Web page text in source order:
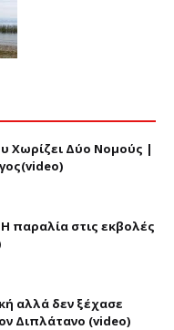
Χωρίζει Δύο Νομούς |
παραλία στις εκβολές
αλλά δεν ξέχασε
Διπλάτανο (video)